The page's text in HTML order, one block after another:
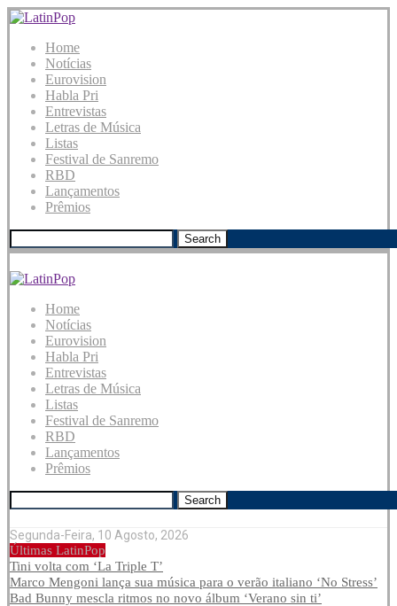
Home
Notícias
Eurovision
Habla Pri
Entrevistas
Letras de Música
Listas
Festival de Sanremo
RBD
Lançamentos
Prêmios
Search
Home
Notícias
Eurovision
Habla Pri
Entrevistas
Letras de Música
Listas
Festival de Sanremo
RBD
Lançamentos
Prêmios
Search
Segunda-Feira, 10 Agosto, 2026
Últimas LatinPop
Tini volta com ‘La Triple T’
Marco Mengoni lança sua música para o verão italiano ‘No Stress’
Bad Bunny mescla ritmos no novo álbum ‘Verano sin ti’